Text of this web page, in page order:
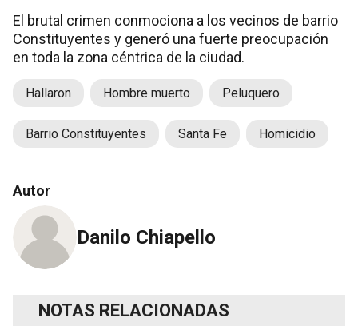
El brutal crimen conmociona a los vecinos de barrio
Constituyentes y generó una fuerte preocupación
en toda la zona céntrica de la ciudad.
Hallaron Hombre muerto Peluquero
Barrio Constituyentes Santa Fe Homicidio
Autor
Danilo Chiapello
NOTAS RELACIONADAS